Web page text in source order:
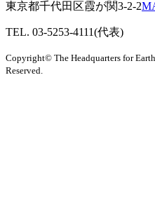
東京都千代田区霞が関3-2-2
TEL. 03-5253-4111(代表)
Copyright© The Headquarters for
Reserved.